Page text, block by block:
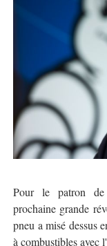
Pour le patron
prochaine grande
pneu a misé dessus
à combustibles avec